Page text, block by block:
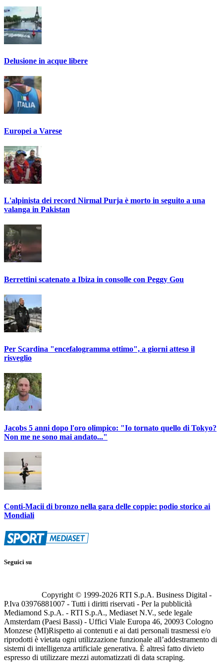
Delusione in acque libere
Europei a Varese
L'alpinista dei record Nirmal Purja è morto in seguito a una
valanga in Pakistan
Berrettini scatenato a Ibiza in consolle con Peggy Gou
Per Scardina "encefalogramma ottimo", a giorni atteso il
risveglio
Jacobs 5 anni dopo l'oro olimpico: "Io tornato quello di Tokyo?
Non me ne sono mai andato..."
Conti-Macii di bronzo nella gara delle coppie: podio storico ai
Mondiali
Seguici su
Copyright © 1999-2026 RTI S.p.A. Business Digital -
P.Iva 03976881007 - Tutti i diritti riservati - Per la pubblicità
Mediamond S.p.A. - RTI S.p.A., Mediaset N.V., sede legale
Amsterdam (Paesi Bassi) - Uffici Viale Europa 46, 20093 Cologno
Monzese (MI)Rispetto ai contenuti e ai dati personali trasmessi e/o
riprodotti è vietata ogni utilizzazione funzionale all’addestramento di
sistemi di intelligenza artificiale generativa. È altresì fatto divieto
espresso di utilizzare mezzi automatizzati di data scraping.